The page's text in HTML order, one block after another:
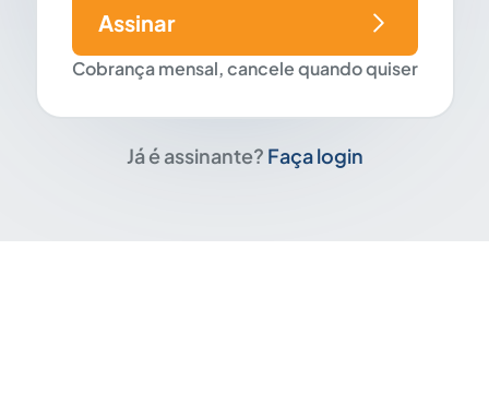
Cobrança mensal, cancele quando quiser
Assinar
Já é assinante? Faça login